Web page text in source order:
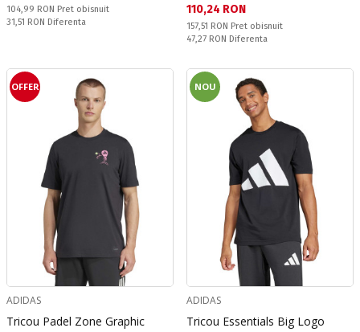
Pret obisnuit:
104,99 RON Pret obisnuit
Спестявате:
31,51 RON Diferenta
Текуща цена:
110,24 RON
Pret obisnuit:
157,51 RON Pret obisnuit
Спестявате:
47,27 RON Diferenta
OFFER
ADIDAS
Tricou Padel Zone Graphic
NOU
ADIDAS
Tricou Essentials Big Logo